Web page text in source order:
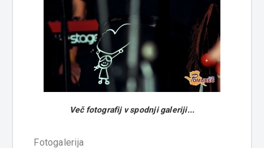
Več fotografij v spodnji galeriji...
Fotogalerija